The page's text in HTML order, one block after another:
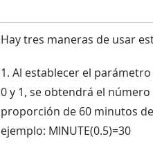
Hay tres maneras de usar
1. Al establecer el
0 y 1, se obtendrá el
proporción de 60 minutos
ejemplo: MINUTE(0.5)=30